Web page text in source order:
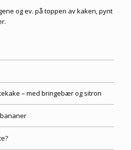
og ev. på toppen av kaken, pynt
– med bringebær og sitron